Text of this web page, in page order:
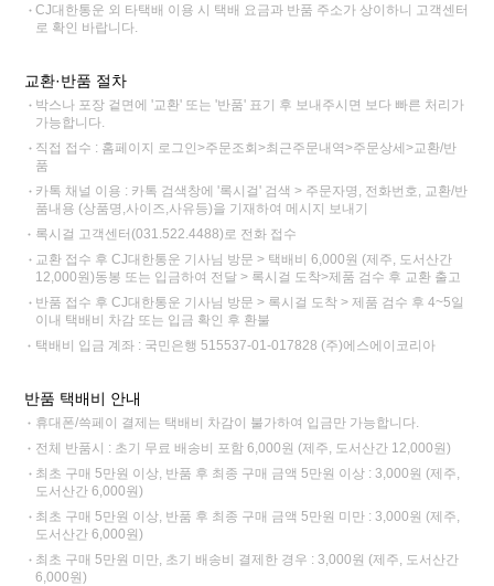
CJ대한통운 외 타택배 이용 시 택배 요금과 반품 주소가 상이하니 고객센터
로 확인 바랍니다.
교환·반품 절차
박스나 포장 겉면에 '교환' 또는 '반품' 표기 후 보내주시면 보다 빠른 처리가
가능합니다.
직접 접수 : 홈페이지 로그인>주문조회>최근주문내역>주문상세>교환/반
품
카톡 채널 이용 : 카톡 검색창에 '록시걸' 검색 > 주문자명, 전화번호, 교환/반
품내용 (상품명,사이즈,사유등)을 기재하여 메시지 보내기
록시걸 고객센터(031.522.4488)로 전화 접수
교환 접수 후 CJ대한통운 기사님 방문 > 택배비 6,000원 (제주, 도서산간
12,000원)동봉 또는 입금하여 전달 > 록시걸 도착>제품 검수 후 교환 출고
반품 접수 후 CJ대한통운 기사님 방문 > 록시걸 도착 > 제품 검수 후 4~5일
이내 택배비 차감 또는 입금 확인 후 환불
택배비 입금 계좌 : 국민은행 515537-01-017828 (주)에스에이코리아
반품 택배비 안내
휴대폰/쓱페이 결제는 택배비 차감이 불가하여 입금만 가능합니다.
전체 반품시 : 초기 무료 배송비 포함 6,000원 (제주, 도서산간 12,000원)
최초 구매 5만원 이상, 반품 후 최종 구매 금액 5만원 이상 : 3,000원 (제주,
도서산간 6,000원)
최초 구매 5만원 이상, 반품 후 최종 구매 금액 5만원 미만 : 3,000원 (제주,
도서산간 6,000원)
최초 구매 5만원 미만, 초기 배송비 결제한 경우 : 3,000원 (제주, 도서산간
6,000원)